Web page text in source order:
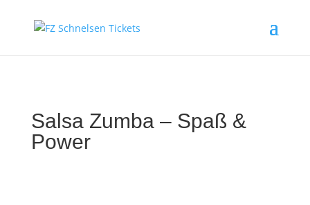
Salsa Zumba – Spaß &
Power